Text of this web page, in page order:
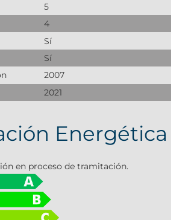
5
4
Sí
Sí
2007
2021
Energética
en proceso de tramitación.